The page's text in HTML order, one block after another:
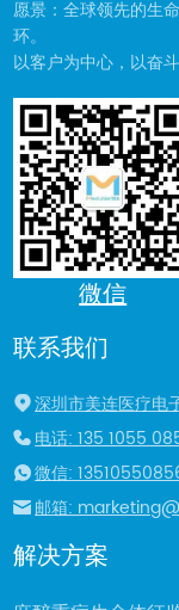
愿景：全球领先的生
环。
以客户为中心，以奋
微信
联系我们
深圳市美连医疗电
电话: 135 1055
微信:
邮箱:
解决方案